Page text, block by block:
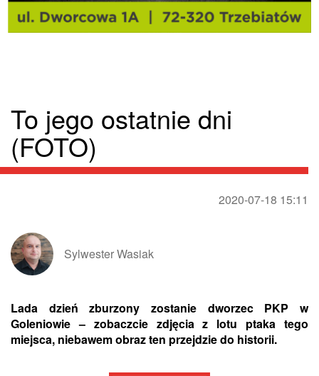
To jego ostatnie dni
(FOTO)
2020-07-18 15:11
Sylwester Wasiak
Lada dzień zburzony zostanie dworzec PKP w
Goleniowie – zobaczcie zdjęcia z lotu ptaka tego
miejsca, niebawem obraz ten przejdzie do historii.